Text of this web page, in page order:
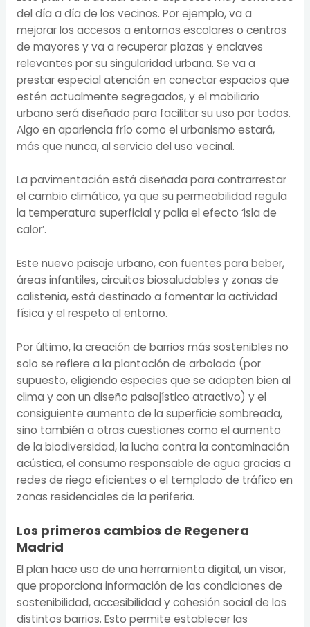
del día a día de los vecinos. Por ejemplo, va a
mejorar los accesos a entornos escolares o centros
de mayores y va a recuperar plazas y enclaves
relevantes por su singularidad urbana. Se va a
prestar especial atención en conectar espacios que
estén actualmente segregados, y el mobiliario
urbano será diseñado para facilitar su uso por todos.
Algo en apariencia frío como el urbanismo estará,
más que nunca, al servicio del uso vecinal.
La pavimentación está diseñada para contrarrestar
el cambio climático, ya que su permeabilidad regula
la temperatura superficial y palia el efecto ‘isla de
calor’.
Este nuevo paisaje urbano, con fuentes para beber,
áreas infantiles, circuitos biosaludables y zonas de
calistenia, está destinado a fomentar la actividad
física y el respeto al entorno.
Por último, la creación de barrios más sostenibles no
solo se refiere a la plantación de arbolado (por
supuesto, eligiendo especies que se adapten bien al
clima y con un diseño paisajístico atractivo) y el
consiguiente aumento de la superficie sombreada,
sino también a otras cuestiones como el aumento
de la biodiversidad, la lucha contra la contaminación
acústica, el consumo responsable de agua gracias a
redes de riego eficientes o el templado de tráfico en
zonas residenciales de la periferia.
Los primeros cambios de Regenera
Madrid
El plan hace uso de una herramienta digital, un visor,
que proporciona información de las condiciones de
sostenibilidad, accesibilidad y cohesión social de los
distintos barrios. Esto permite establecer las